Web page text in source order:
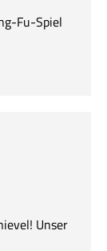
Fu-Spiel
Unser